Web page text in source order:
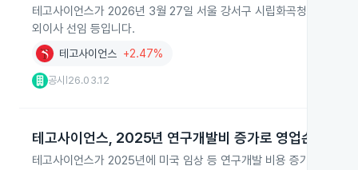
테고사이언스가 2026년 3월 27일 서울 강서구 시립화곡청소년센터
외이사 선임 등입니다.
테고사이언스 +2.47%
공시 26.03.12
테고사이언스, 2025년 연구개발비 증가로 영업손실 확대
테고사이언스가 2025년에 미국 임상 등 연구개발 비용 증가로 영업